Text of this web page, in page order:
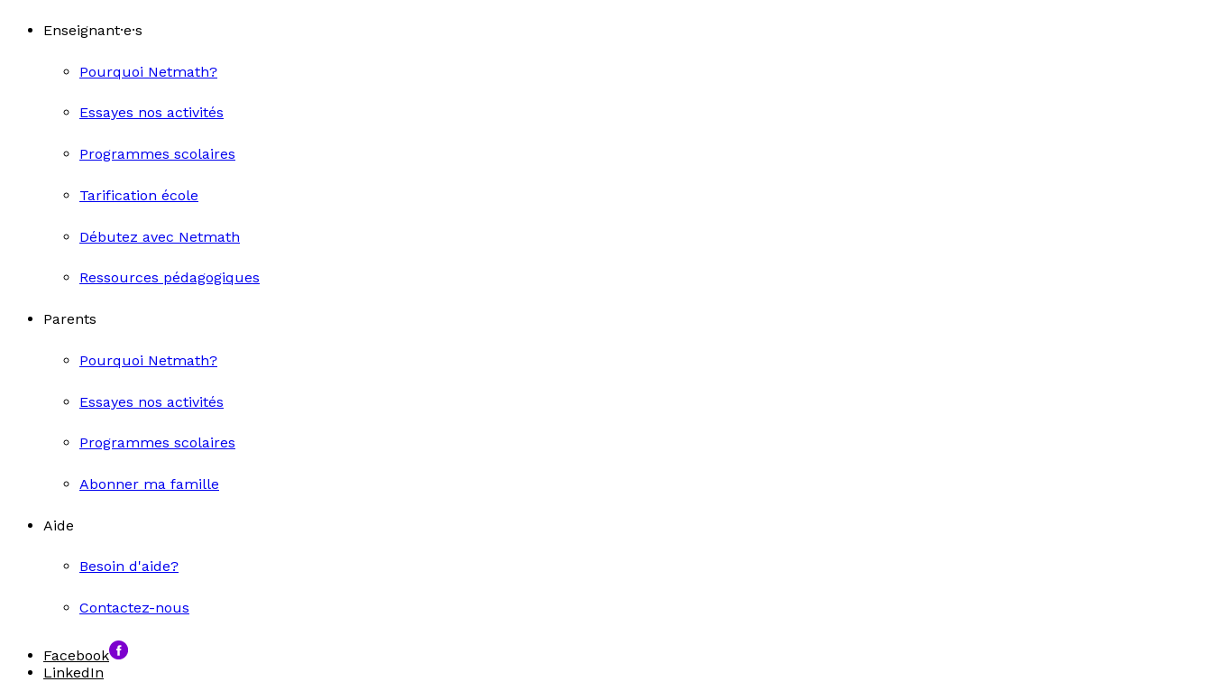
Enseignant·e·s
Pourquoi Netmath?
Essayes nos activités
Programmes scolaires
Tarification école
Débutez avec Netmath
Ressources pédagogiques
Parents
Pourquoi Netmath?
Essayes nos activités
Programmes scolaires
Abonner ma famille
Aide
Besoin d'aide?
Contactez-nous
Facebook
LinkedIn